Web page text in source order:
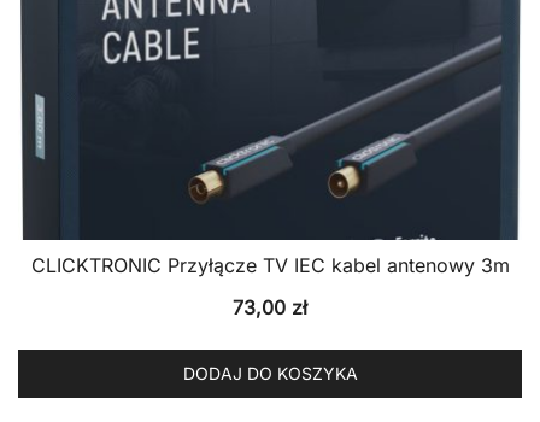
CLICKTRONIC Przyłącze TV IEC kabel antenowy 3m
73,00 zł
DODAJ DO KOSZYKA